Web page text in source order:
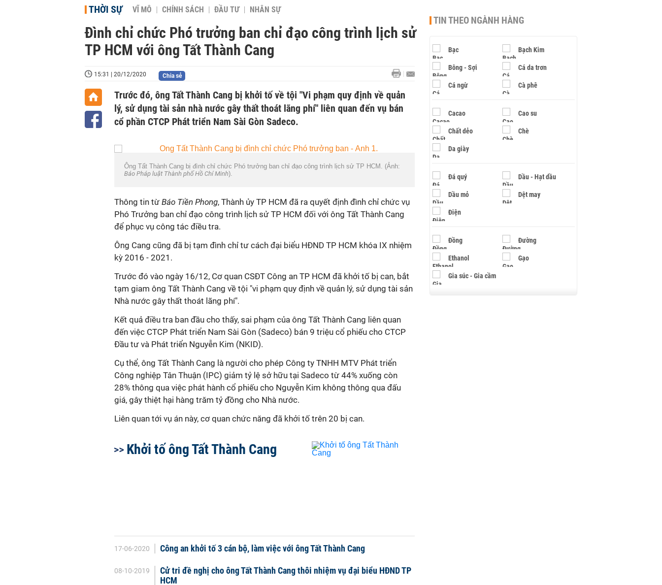
THỜI SỰ VĨ MÔ CHÍNH SÁCH ĐẦU TƯ NHÂN SỰ
Đình chỉ chức Phó trưởng ban chỉ đạo công trình lịch sử
TP HCM với ông Tất Thành Cang
15:31 | 20/12/2020 Chia sẻ
Trước đó, ông Tất Thành Cang bị khởi tố về tội "Vi phạm quy định về quản
lý, sử dụng tài sản nhà nước gây thất thoát lãng phí" liên quan đến vụ bán
cổ phần CTCP Phát triển Nam Sài Gòn Sadeco.
Ông Tất Thành Cang bị đình chỉ chức Phó trưởng ban chỉ đạo công trình lịch sử TP HCM. (Ảnh:
Báo Pháp luật Thành phố Hồ Chí Minh).
Thông tin từ Báo Tiền Phong, Thành ủy TP HCM đã ra quyết định đình chỉ chức vụ
Phó Trưởng ban chỉ đạo công trình lịch sử TP HCM đối với ông Tất Thành Cang
để phục vụ công tác điều tra.
Ông Cang cũng đã bị tạm đình chỉ tư cách đại biểu HĐND TP HCM khóa IX nhiệm
kỳ 2016 - 2021.
Trước đó vào ngày 16/12, Cơ quan CSĐT Công an TP HCM đã khởi tố bị can, bắt
tạm giam ông Tất Thành Cang về tội "vi phạm quy định về quản lý, sử dụng tài sản
Nhà nước gây thất thoát lãng phí".
Kết quả điều tra ban đầu cho thấy, sai phạm của ông Tất Thành Cang liên quan
đến việc CTCP Phát triển Nam Sài Gòn (Sadeco) bán 9 triệu cổ phiếu cho CTCP
Đầu tư và Phát triển Nguyễn Kim (NKID).
Cụ thể, ông Tất Thành Cang là người cho phép Công ty TNHH MTV Phát triển
Công nghiệp Tân Thuận (IPC) giảm tỷ lệ sở hữu tại Sadeco từ 44% xuống còn
28% thông qua việc phát hành cổ phiếu cho Nguyễn Kim không thông qua đấu
giá, gây thiệt hại hàng trăm tỷ đồng cho Nhà nước.
Liên quan tới vụ án này, cơ quan chức năng đã khởi tố trên 20 bị can.
Khởi tố ông Tất Thành Cang
17-06-2020 Công an khởi tố 3 cán bộ, làm việc với ông Tất Thành Cang
08-10-2019
Cử tri đề nghị cho ông Tất Thành Cang thôi nhiệm vụ đại biểu HĐND TP
HCM
TIN THEO NGÀNH HÀNG
Bạc Bạch Kim
Bông - Sợi Cá da trơn
Cá ngừ Cà phê
Cacao Cao su
Chất dẻo Chè
Da giày
Đá quý Dầu - Hạt dầu
Dầu mỏ Dệt may
Điện
Đồng Đường
Ethanol Gạo
Gia súc - Gia cầm